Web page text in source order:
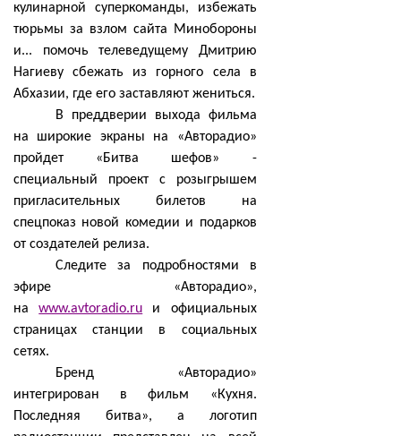
кулинарной суперкоманды, избежать
тюрьмы за взлом сайта Минобороны
и... помочь телеведущему Дмитрию
Нагиеву сбежать из горного села в
Абхазии, где его заставляют жениться.
В преддверии выхода фильма
на широкие экраны на «Авторадио»
пройдет «Битва шефов» -
специальный проект с розыгрышем
пригласительных билетов на
спецпоказ новой комедии и подарков
от создателей релиза.
Следите за подробностями в
эфире «Авторадио»,
наwww.avtoradio.ru и официальных
страницах станции в социальных
сетях.
Бренд «Авторадио»
интегрирован в фильм «Кухня.
Последняя битва», а логотип